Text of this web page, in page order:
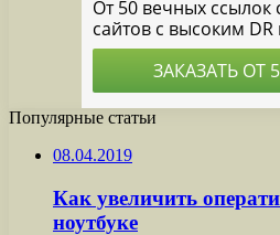
Популярные статьи
08.04.2019
Как увеличить
ноутбуке